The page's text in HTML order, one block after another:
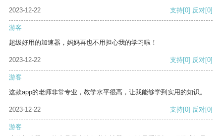
2023-12-22 支持[0] 反对[0]
游客
超级好用的加速器，妈妈再也不用担心我的学习啦！
2023-12-22 支持[0] 反对[0]
游客
这款app的老师非常专业，教学水平很高，让我能够学到实用的知识。
2023-12-22 支持[0] 反对[0]
游客